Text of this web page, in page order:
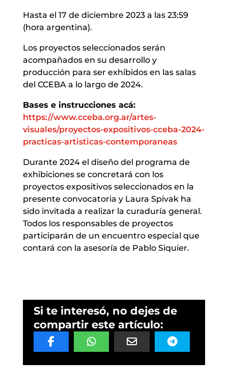
Hasta el 17 de diciembre 2023 a las 23:59
(hora argentina).
Los proyectos seleccionados serán
acompañados en su desarrollo y
producción para ser exhibidos en las salas
del CCEBA a lo largo de 2024.
Bases e instrucciones acá:
https://www.cceba.org.ar/artes-
visuales/proyectos-expositivos-cceba-2024-
practicas-artisticas-contemporaneas
Durante 2024 el diseño del programa de
exhibiciones se concretará con los
proyectos expositivos seleccionados en la
presente convocatoria y Laura Spivak ha
sido invitada a realizar la curaduría general.
Todos los responsables de proyectos
participarán de un encuentro especial que
contará con la asesoría de Pablo Siquier.
Si te interesó, no dejes de
compartir este artículo: